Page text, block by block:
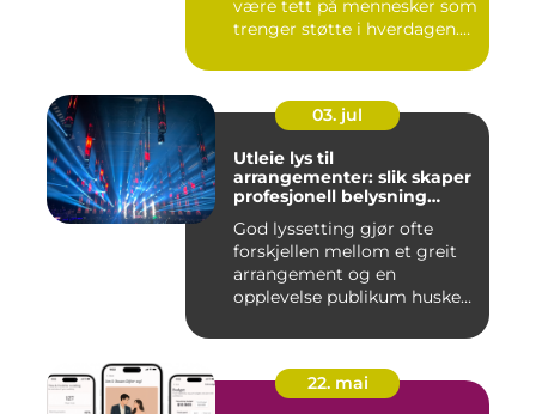
være tett på mennesker som
trenger støtte i hverdagen.
03. jul
Utleie lys til
arrangementer: slik skaper
profesjonell belysning
God lyssetting gjør ofte
forskjellen mellom et greit
arrangement og en
opplevelse publikum husker
22. mai